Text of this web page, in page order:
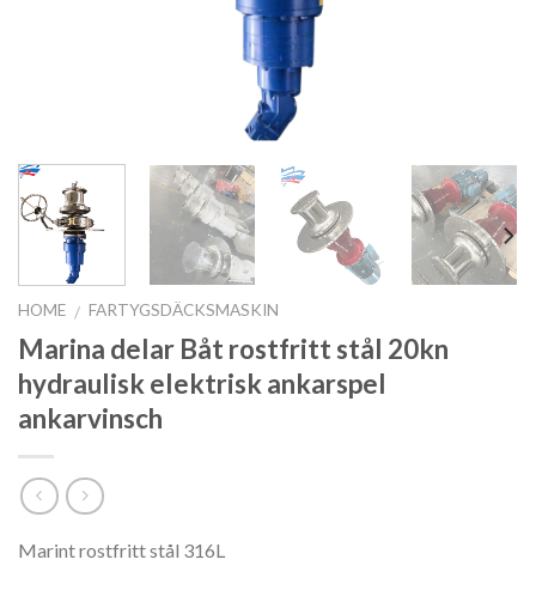
HOME / FARTYGSDÄCKSMASKIN
Marina delar Båt rostfritt stål 20kn
hydraulisk elektrisk ankarspel
ankarvinsch
Marint rostfritt stål 316L